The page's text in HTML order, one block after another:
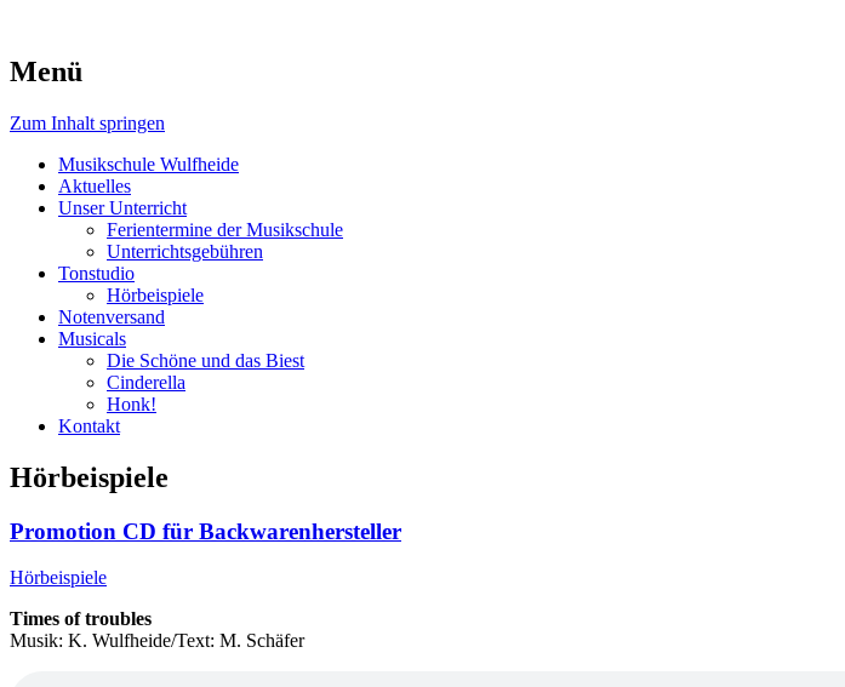
Menü
Zum Inhalt springen
Musikschule Wulfheide
Aktuelles
Unser Unterricht
Ferientermine der Musikschule
Unterrichtsgebühren
Tonstudio
Hörbeispiele
Notenversand
Musicals
Die Schöne und das Biest
Cinderella
Honk!
Kontakt
Hörbeispiele
Promotion CD für Backwarenhersteller
Hörbeispiele
Times of troubles
Musik: K. Wulfheide/Text: M. Schäfer